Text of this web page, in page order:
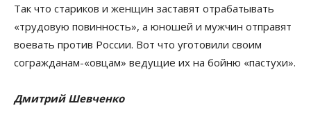
Так что стариков и женщин заставят отрабатывать
«трудовую повинность», а юношей и мужчин отправят
воевать против России. Вот что уготовили своим
согражданам-«овцам» ведущие их на бойню «пастухи».
Дмитрий Шевченко